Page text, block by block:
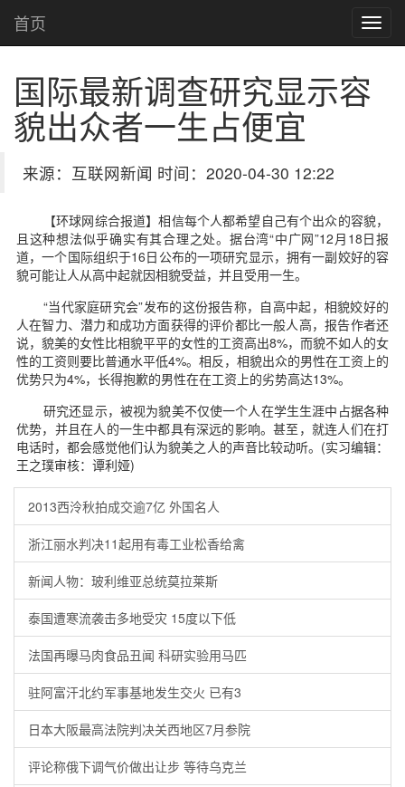
首页
国际最新调查研究显示容
貌出众者一生占便宜
来源：互联网新闻 时间：2020-04-30 12:22
【环球网综合报道】相信每个人都希望自己有个出众的容貌，
且这种想法似乎确实有其合理之处。据台湾“中广网”12月18日报
道，一个国际组织于16日公布的一项研究显示，拥有一副姣好的容
貌可能让人从高中起就因相貌受益，并且受用一生。
“当代家庭研究会”发布的这份报告称，自高中起，相貌姣好的
人在智力、潜力和成功方面获得的评价都比一般人高，报告作者还
说，貌美的女性比相貌平平的女性的工资高出8%，而貌不如人的女
性的工资则要比普通水平低4%。相反，相貌出众的男性在工资上的
优势只为4%，长得抱歉的男性在在工资上的劣势高达13%。
研究还显示，被视为貌美不仅使一个人在学生生涯中占据各种
优势，并且在人的一生中都具有深远的影响。甚至，就连人们在打
电话时，都会感觉他们认为貌美之人的声音比较动听。(实习编辑：
王之璞审核：谭利娅)
2013西泠秋拍成交逾7亿 外国名人
浙江丽水判决11起用有毒工业松香给禽
新闻人物：玻利维亚总统莫拉莱斯
泰国遭寒流袭击多地受灾 15度以下低
法国再曝马肉食品丑闻 科研实验用马匹
驻阿富汗北约军事基地发生交火 已有3
日本大阪最高法院判决关西地区7月参院
评论称俄下调气价做出让步 等待乌克兰